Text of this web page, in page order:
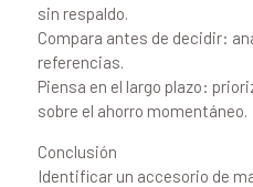
sin respaldo.
Compara antes de decidir:
referencias.
Piensa en el largo plazo:
sobre el ahorro momentáneo.
Conclusión
Identificar un accesorio de